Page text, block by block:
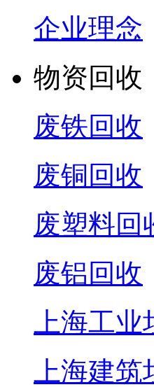
企业理念
物资回收
废铁回收
废铜回收
废塑料回
废铝回收
上海工
上海建